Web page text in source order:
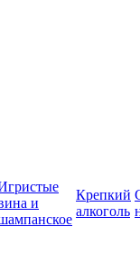
и
Крепкий
алкоголь